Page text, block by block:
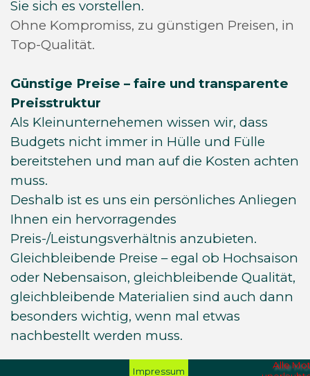
Sie sich es vorstellen.
Ohne Kompromiss, zu günstigen Preisen, in
Top-Qualität.
Günstige Preise – faire und transparente
Preisstruktur
Als Kleinunternehemen wissen wir, dass
Budgets nicht immer in Hülle und Fülle
bereitstehen und man auf die Kosten achten
muss.
Deshalb ist es uns ein persönliches Anliegen
Ihnen ein hervorragendes
Preis-/Leistungsverhältnis anzubieten.
Gleichbleibende Preise – egal ob Hochsaison
oder Nebensaison, gleichbleibende Qualität,
gleichbleibende Materialien sind auch dann
besonders wichtig, wenn mal etwas
nachbestellt werden muss.
Impressum
Alle